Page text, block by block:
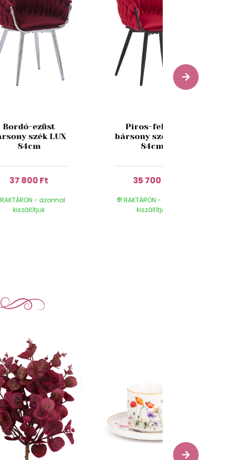
Bordó-ezüst
szék LUX
84cm
37 800 Ft
- azonnal
kiszállítjuk
Piros-fekete
bársony szék LUX
84cm
35 700 Ft
RAKTÁRON - azonnal
kiszállítjuk